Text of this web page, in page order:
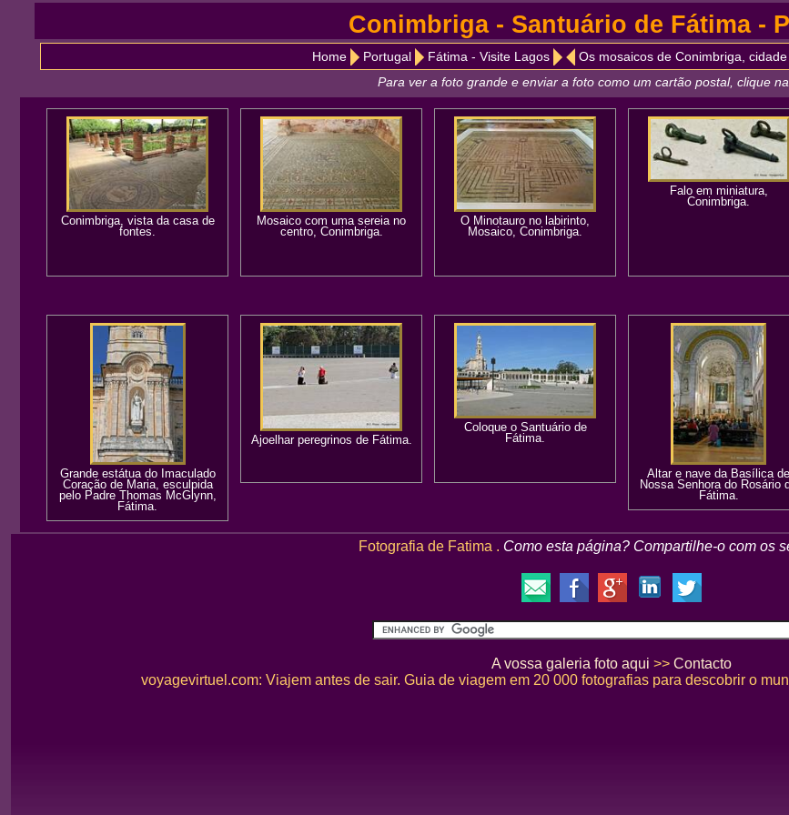
Conimbriga - Santuário de Fátima -
Home Portugal Fátima - Visite Lagos
Os mosaicos de Conimbriga,
Para ver a foto grande e enviar a foto como um cartão postal, clique
Conimbriga, vista da casa de
fontes.
Mosaico com uma sereia no
centro, Conimbriga.
O Minotauro no labirinto,
Mosaico, Conimbriga.
Falo em miniatura,
Conimbriga.
Grande estátua do Imaculado
Coração de Maria, esculpida
pelo Padre Thomas McGlynn,
Fátima.
Ajoelhar peregrinos de Fátima.
Coloque o Santuário de
Fátima.
Altar e nave da Basílica de
Nossa Senhora do Rosário
Fátima.
Fotografia de Fatima . Como esta página? Compartilhe-o com os
A vossa galeria foto aqui >> Contacto
voyagevirtuel.com: Viajem antes de sair. Guia de viagem em 20 000 fotografias para descobrir o